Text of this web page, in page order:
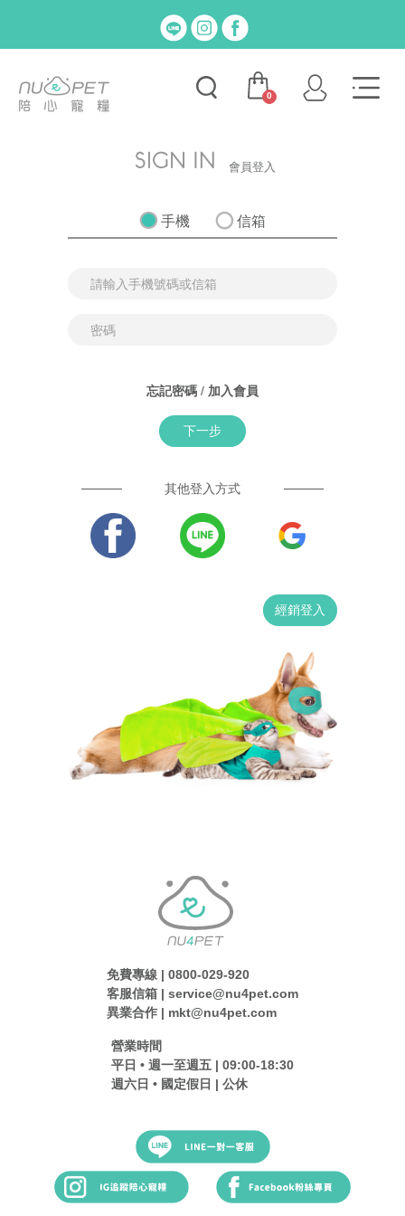
0
會員登入
手機 信箱
忘記密碼 / 加入會員
下一步
其他登入方式
經銷登入
免費專線 | 0800-029-920
客服信箱 | service@nu4pet.com
異業合作 | mkt@nu4pet.com
營業時間
平日 • 週一至週五 | 09:00-18:30
週六日 • 國定假日 | 公休